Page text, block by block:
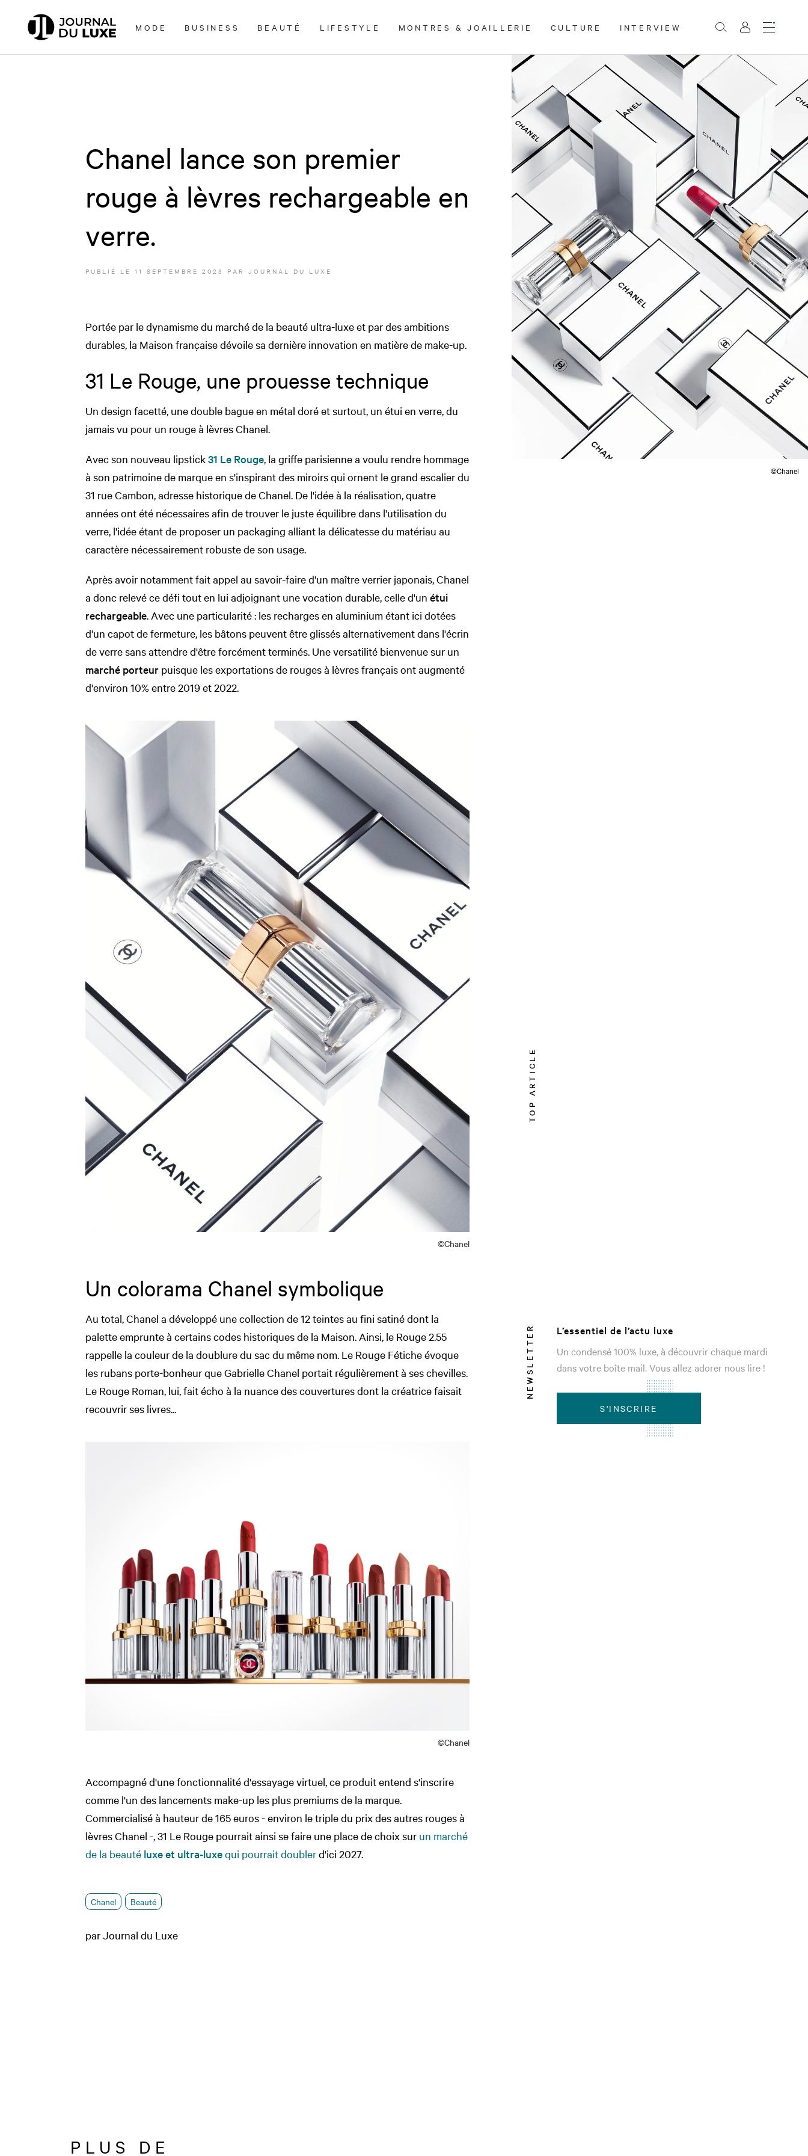
directement
MODE BUSINESS BEAUTÉ LIFESTYLE MONTRES & JOAILLERIE CULTURE INTERVIEW Rechercher
Mon
compte
Menu
Chanel lance son premier
rouge à lèvres rechargeable en
verre.
PUBLIÉ LE 11 SEPTEMBRE 2023 PAR JOURNAL DU LUXE
Portée par le dynamisme du marché de la beauté ultra-luxe et par des ambitions
durables, la Maison française dévoile sa dernière innovation en matière de make-up.
31 Le Rouge, une prouesse technique
Un design facetté, une double bague en métal doré et surtout, un étui en verre, du
jamais vu pour un rouge à lèvres Chanel.
Avec son nouveau lipstick31 Le Rouge , la griffe parisienne a voulu rendre hommage
à son patrimoine de marque en s'inspirant des miroirs qui ornent le grand escalier du
31 rue Cambon, adresse historique de Chanel. De l'idée à la réalisation, quatre
années ont été nécessaires afin de trouver le juste équilibre dans l'utilisation du
verre, l'idée étant de proposer un packaging alliant la délicatesse du matériau au
caractère nécessairement robuste de son usage.
Après avoir notamment fait appel au savoir-faire d'un maître verrier japonais, Chanel
a donc relevé ce défi tout en lui adjoignant une vocation durable, celle d'un étui
rechargeable . Avec une particularité : les recharges en aluminium étant ici dotées
d'un capot de fermeture, les bâtons peuvent être glissés alternativement dans l'écrin
de verre sans attendre d'être forcément terminés. Une versatilité bienvenue sur un
marché porteur puisque les exportations de rouges à lèvres français ont augmenté
d'environ 10% entre 2019 et 2022.
©Chanel
Un colorama Chanel symbolique
Au total, Chanel a développé une collection de 12 teintes au fini satiné dont la
palette emprunte à certains codes historiques de la Maison. Ainsi, le Rouge 2.55
rappelle la couleur de la doublure du sac du même nom. Le Rouge Fétiche évoque
les rubans porte-bonheur que Gabrielle Chanel portait régulièrement à ses chevilles.
Le Rouge Roman, lui, fait écho à la nuance des couvertures dont la créatrice faisait
recouvrir ses livres...
©Chanel
Accompagné d'une fonctionnalité d'essayage virtuel, ce produit entend s'inscrire
comme l'un des lancements make-up les plus premiums de la marque.
Commercialisé à hauteur de 165 euros - environ le triple du prix des autres rouges à
lèvres Chanel -, 31 Le Rouge pourrait ainsi se faire une place de choix sur un marché
de la beauté luxe et ultra-luxequi pourrait doublerd'ici 2027.
Chanel Beauté
par Journal du Luxe
©Chanel
TOP ARTICLE
NEWSLETTER
L’essentiel de l’actu luxe
Un condensé 100% luxe, à découvrir chaque mardi
dans votre boîte mail. Vous allez adorer nous lire !
S'INSCRIRE
PLUS DE